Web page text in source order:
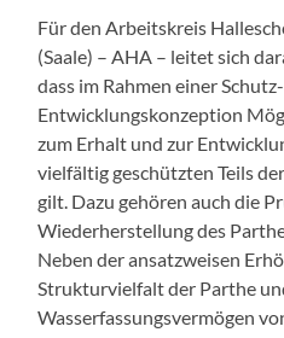
Für den Arbeitskreis
(Saale) – AHA – leitet sich
dass im Rahmen einer
Entwicklungskonzeption
zum Erhalt und zur
vielfältig geschützten Teils
gilt. Dazu gehören auch die
Wiederherstellung des
Neben der ansatzweisen
Strukturvielfalt der Parthe
Wasserfassungsvermögen